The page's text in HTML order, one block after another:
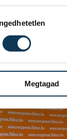
Megtagad
477 ezerről